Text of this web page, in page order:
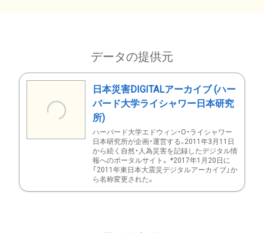
データの提供元
日本災害DIGITALアーカイブ (ハー
バード大学ライシャワー日本研究
所)
ハーバード大学エドウィン・O・ライシャワー
日本研究所が企画・運営する、2011年3月11日
から続く自然・人為災害を記録したデジタル情
報へのポータルサイト。 *2017年1月20日に
「2011年東日本大震災デジタルアーカイブ」か
ら名称変更された。